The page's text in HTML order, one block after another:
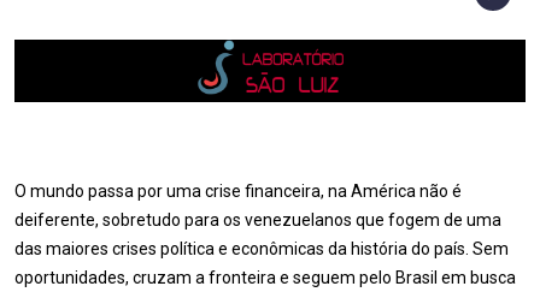
O mundo passa por uma crise financeira, na América não é
deiferente, sobretudo para os venezuelanos que fogem de uma
das maiores crises política e econômicas da história do país. Sem
oportunidades, cruzam a fronteira e seguem pelo Brasil em busca